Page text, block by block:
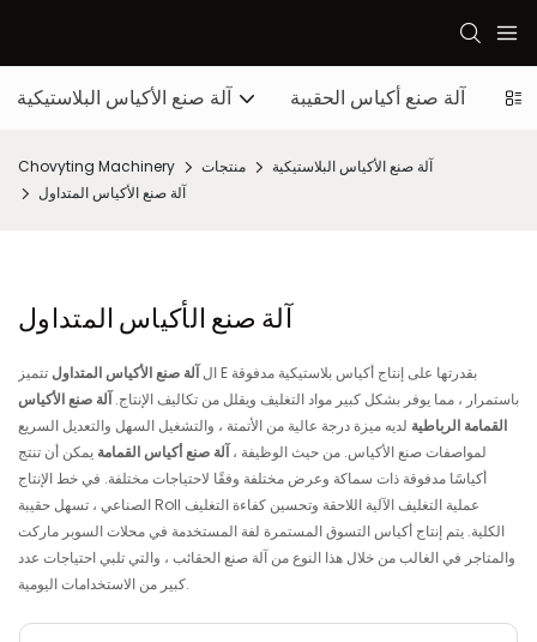
آلة صنع الأكياس البلاستيكية آلة صنع أكياس الحقيبة
Chovyting Machinery منتجات
آلة صنع الأكياس البلاستيكية
آلة صنع الأكياس المتداول
آلة صنع الأكياس المتداول
الآلة صنع الأكياس المتداول تتميز E بقدرتها على إنتاج أكياس بلاستيكية مدفوقة
باستمرار ، مما يوفر بشكل كبير مواد التغليف ويقلل من تكاليف الإنتاج.آلة صنع الأكياس
القمامة الرباطية لديه ميزة درجة عالية من الأتمتة ، والتشغيل السهل والتعديل السريع
لمواصفات صنع الأكياس. من حيث الوظيفة ،آلة صنع أكياس القمامة يمكن أن تنتج
أكياسًا مدفوقة ذات سماكة وعرض مختلفة وفقًا لاحتياجات مختلفة. في خط الإنتاج
الصناعي ، تسهل حقيبة Roll عملية التغليف الآلية اللاحقة وتحسين كفاءة التغليف
الكلية. يتم إنتاج أكياس التسوق المستمرة لفة المستخدمة في محلات السوبر ماركت
والمتاجر في الغالب من خلال هذا النوع من آلة صنع الحقائب ، والتي تلبي احتياجات عدد
كبير من الاستخدامات اليومية.